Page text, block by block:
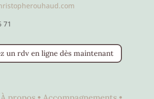
71
un rdv en ligne dès maintenant